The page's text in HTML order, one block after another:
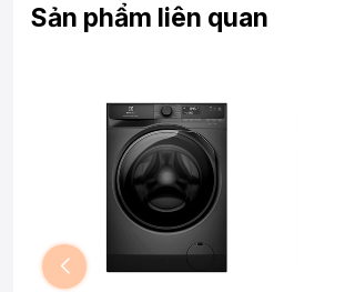
Thời gian bảo hành động cơ: 10 năm
Loại Inverter: Công nghệ EcoInverter
Chương trình:
Đồ trẻ em Đồ mỏng và mềm Đồ thể
Diệt khuẩn Chế độ yêu thích Đầy tải 45
Công nghệ giặt:
Công nghệ giặt hơi nước Hygienic Care
Bảng điều khiển: Song ngữ Anh - Việt có
Sản phẩm liên quan